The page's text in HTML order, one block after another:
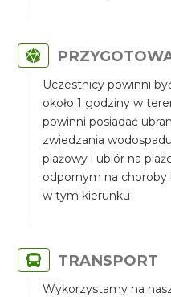
Uczestnicy powinni
około 1 godziny w
powinni posiadać
zwiedzania
plażowy i ubiór na
odpornym na choroby
w tym kierunku
TRANSPORT
Wykorzystamy na